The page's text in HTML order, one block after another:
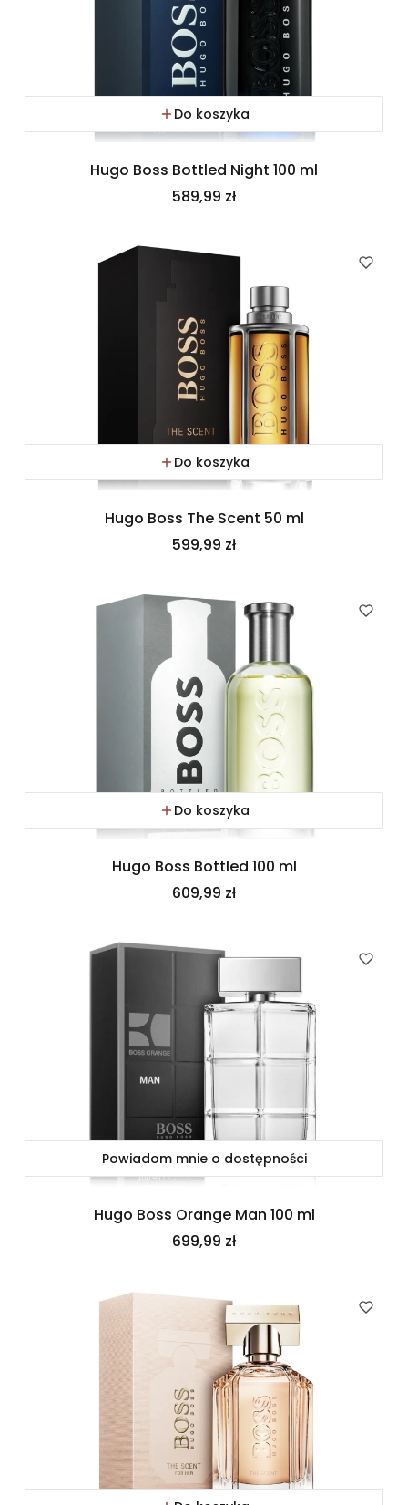
Do koszyka
Hugo Boss Bottled Night 100 ml
Cena
589,99 zł
Do koszyka
Hugo Boss The Scent 50 ml
Cena
599,99 zł
Do koszyka
Hugo Boss Bottled 100 ml
Cena
609,99 zł
Powiadom mnie o dostępności
Hugo Boss Orange Man 100 ml
Cena
699,99 zł